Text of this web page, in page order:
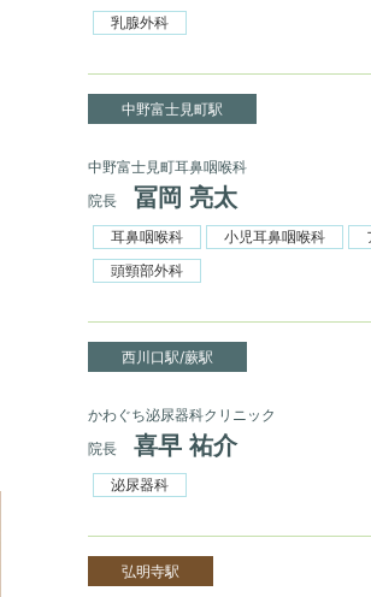
乳腺外科
中野富士見町駅
中野富士見町耳鼻咽喉科
院長
冨岡 亮太
耳鼻咽喉科 小児耳鼻咽喉科
頭頸部外科
西川口駅/蕨駅
かわぐち泌尿器科クリニック
院長
喜早 祐介
泌尿器科
弘明寺駅